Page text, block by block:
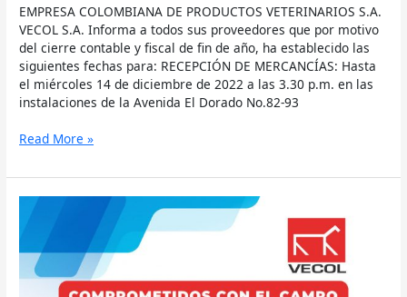
EMPRESA COLOMBIANA DE PRODUCTOS VETERINARIOS S.A.
VECOL S.A. Informa a todos sus proveedores que por motivo
del cierre contable y fiscal de fin de año, ha establecido las
siguientes fechas para: RECEPCIÓN DE MERCANCÍAS: Hasta
el miércoles 14 de diciembre de 2022 a las 3.30 p.m. en las
instalaciones de la Avenida El Dorado No.82-93
Read More »
Evento
Rendición
Cuentas
–